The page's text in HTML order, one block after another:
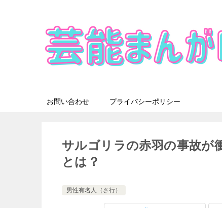
お問い合わせ プライバシーポリシー
サルゴリラの赤羽の事故が
とは？
男性有名人（さ行）